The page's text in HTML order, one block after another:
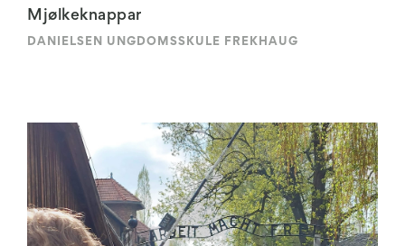
Mjølkeknappar
DANIELSEN UNGDOMSSKULE FREKHAUG